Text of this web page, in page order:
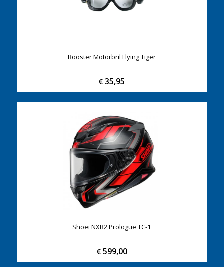
Booster Motorbril Flying Tiger
€ 35,95
Shoei NXR2 Prologue TC-1
€599,00